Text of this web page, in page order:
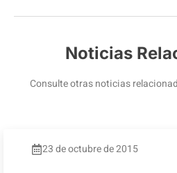
Noticias
Consulte otras noticias
23 de octubre de 2015